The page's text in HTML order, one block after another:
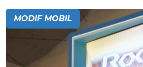
MODIF MOBIL